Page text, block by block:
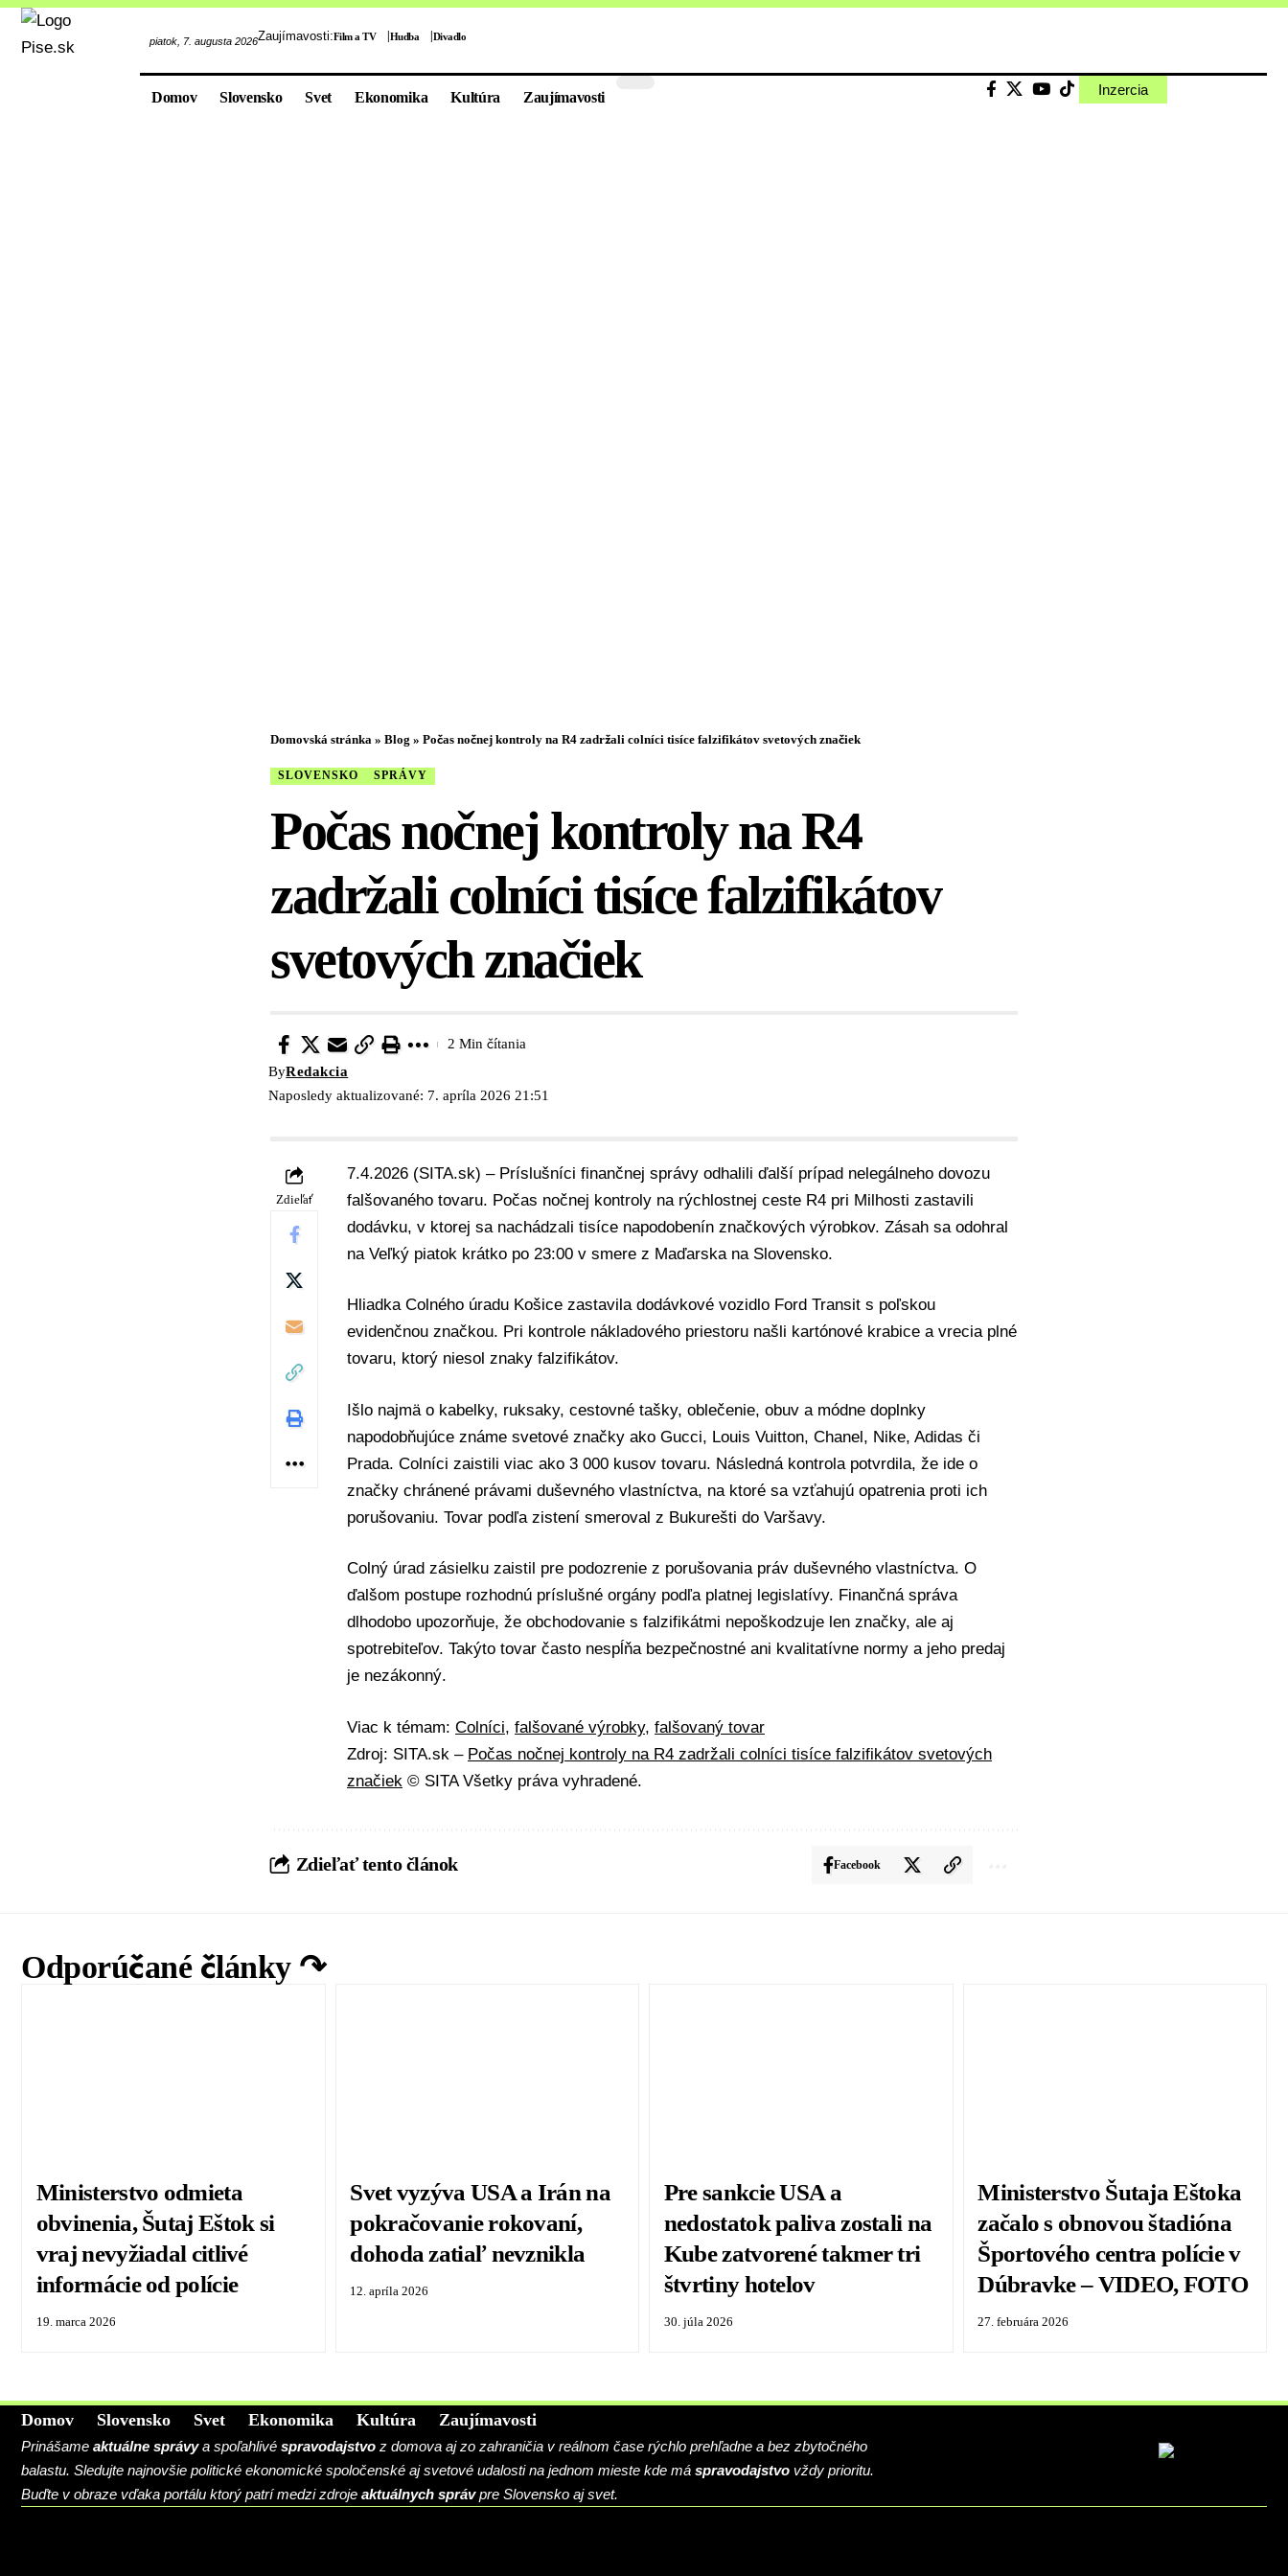
piatok, 7. augusta 2026Zaujímavosti:Film a TV Hudba Divadlo
Domov Slovensko Svet Ekonomika Kultúra Zaujímavosti Inzercia
Domovská stránka » Blog » Počas nočnej kontroly na R4 zadržali colníci tisíce falzifikátov svetových značiek
SLOVENSKO SPRÁVY
Počas nočnej kontroly na R4
zadržali colníci tisíce falzifikátov
svetových značiek
Naposledy aktualizované: 7. apríla 2026 21:51
ByRedakcia
2 Min čítania
Zdieľať
7.4.2026 (SITA.sk) – Príslušníci finančnej správy odhalili ďalší prípad nelegálneho dovozu
falšovaného tovaru. Počas nočnej kontroly na rýchlostnej ceste R4 pri Milhosti zastavili
dodávku, v ktorej sa nachádzali tisíce napodobenín značkových výrobkov. Zásah sa odohral
na Veľký piatok krátko po 23:00 v smere z Maďarska na Slovensko.
Hliadka Colného úradu Košice zastavila dodávkové vozidlo Ford Transit s poľskou
evidenčnou značkou. Pri kontrole nákladového priestoru našli kartónové krabice a vrecia plné
tovaru, ktorý niesol znaky falzifikátov.
Išlo najmä o kabelky, ruksaky, cestovné tašky, oblečenie, obuv a módne doplnky
napodobňujúce známe svetové značky ako Gucci, Louis Vuitton, Chanel, Nike, Adidas či
Prada. Colníci zaistili viac ako 3 000 kusov tovaru. Následná kontrola potvrdila, že ide o
značky chránené právami duševného vlastníctva, na ktoré sa vzťahujú opatrenia proti ich
porušovaniu. Tovar podľa zistení smeroval z Bukurešti do Varšavy.
Colný úrad zásielku zaistil pre podozrenie z porušovania práv duševného vlastníctva. O
ďalšom postupe rozhodnú príslušné orgány podľa platnej legislatívy. Finančná správa
dlhodobo upozorňuje, že obchodovanie s falzifikátmi nepoškodzuje len značky, ale aj
spotrebiteľov. Takýto tovar často nespĺňa bezpečnostné ani kvalitatívne normy a jeho predaj
je nezákonný.
Viac k témam: Colníci, falšované výrobky, falšovaný tovar
Zdroj: SITA.sk – Počas nočnej kontroly na R4 zadržali colníci tisíce falzifikátov svetových
značiek © SITA Všetky práva vyhradené.
Zdieľať tento článok Facebook
Odporúčané články ↷
Ministerstvo odmieta
obvinenia, Šutaj Eštok si
vraj nevyžiadal citlivé
informácie od polície
19. marca 2026
Svet vyzýva USA a Irán na
pokračovanie rokovaní,
dohoda zatiaľ nevznikla
12. apríla 2026
Pre sankcie USA a
nedostatok paliva zostali na
Kube zatvorené takmer tri
štvrtiny hotelov
30. júla 2026
Ministerstvo Šutaja Eštoka
začalo s obnovou štadióna
Športového centra polície v
Dúbravke – VIDEO, FOTO
27. februára 2026
Domov Slovensko Svet Ekonomika Kultúra Zaujímavosti
Prinášame aktuálne správya spoľahlivé spravodajstvo z domova aj zo zahraničia v reálnom čase rýchlo prehľadne a bez zbytočného
balastu. Sledujte najnovšie politické ekonomické spoločenské aj svetové udalosti na jednom mieste kde má spravodajstvo vždy prioritu.
Buďte v obraze vďaka portálu ktorý patrí medzi zdroje aktuálnych správpre Slovensko aj svet.